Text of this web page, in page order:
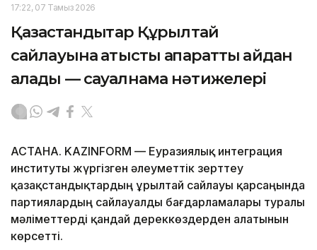
17:22, 07 Тамыз 2026
Қазақстандықтар Құрылтай
сайлауына қатысты ақпаратты қайдан
алады — сауалнама нәтижелері
АСТАНА. KAZINFORM — Еуразиялық интеграция
институты жүргізген әлеуметтік зерттеу
қазақстандықтардың Құрылтай сайлауы қарсаңында
партиялардың сайлауалды бағдарламалары туралы
мәліметтерді қандай дереккөздерден алатынын
көрсетті.